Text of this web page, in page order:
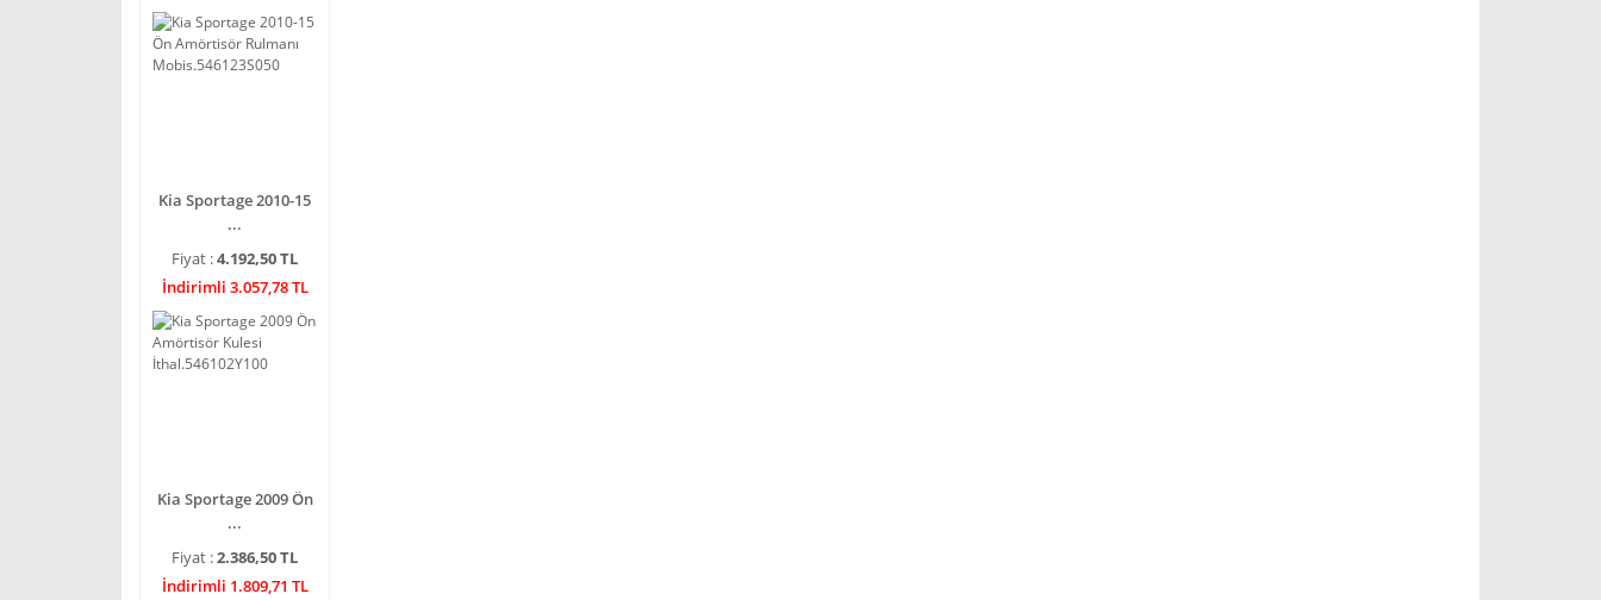
Kia Sportage 2010-15
...
Fiyat :4.192,50 TL
İndirimli 3.057,78 TL
Kia Sportage 2009 Ön
...
Fiyat :2.386,50 TL
İndirimli 1.809,71 TL